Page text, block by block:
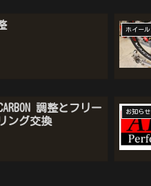
ホイール
調整とフリー
ング交換
お知らせ